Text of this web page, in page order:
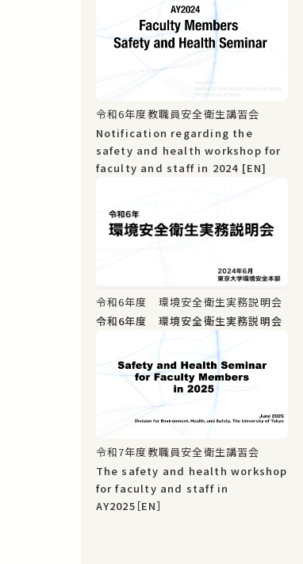
令和6年度教職員安全衛生講習会
Notification regarding the
safety and health workshop for
faculty and staff in 2024 [EN]
令和6年度 環境安全衛生実務説明会
令和6年度 環境安全衛生実務説明会
令和7年度教職員安全衛生講習会
The safety and health workshop
for faculty and staff in
AY2025［EN］